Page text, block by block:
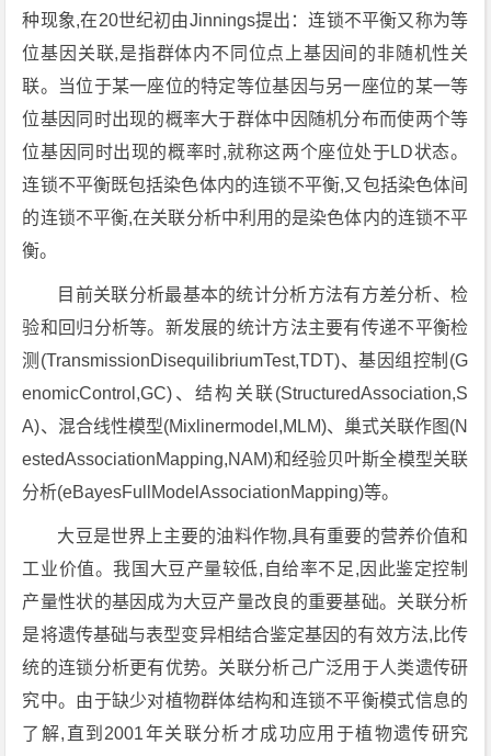
种现象,在20世纪初由Jinnings提出：连锁不平衡又称为等
位基因关联,是指群体内不同位点上基因间的非随机性关
联。当位于某一座位的特定等位基因与另一座位的某一等
位基因同时出现的概率大于群体中因随机分布而使两个等
位基因同时出现的概率时,就称这两个座位处于LD状态。
连锁不平衡既包括染色体内的连锁不平衡,又包括染色体间
的连锁不平衡,在关联分析中利用的是染色体内的连锁不平
衡。
目前关联分析最基本的统计分析方法有方差分析、检
验和回归分析等。新发展的统计方法主要有传递不平衡检
测(TransmissionDisequilibriumTest,TDT)、基因组控制(G
enomicControl,GC)、结构关联(StructuredAssociation,S
A)、混合线性模型(Mixlinermodel,MLM)、巢式关联作图(N
estedAssociationMapping,NAM)和经验贝叶斯全模型关联
分析(eBayesFullModelAssociationMapping)等。
大豆是世界上主要的油料作物,具有重要的营养价值和
工业价值。我国大豆产量较低,自给率不足,因此鉴定控制
产量性状的基因成为大豆产量改良的重要基础。关联分析
是将遗传基础与表型变异相结合鉴定基因的有效方法,比传
统的连锁分析更有优势。关联分析己广泛用于人类遗传研
究中。由于缺少对植物群体结构和连锁不平衡模式信息的
了解,直到2001年关联分析才成功应用于植物遗传研究